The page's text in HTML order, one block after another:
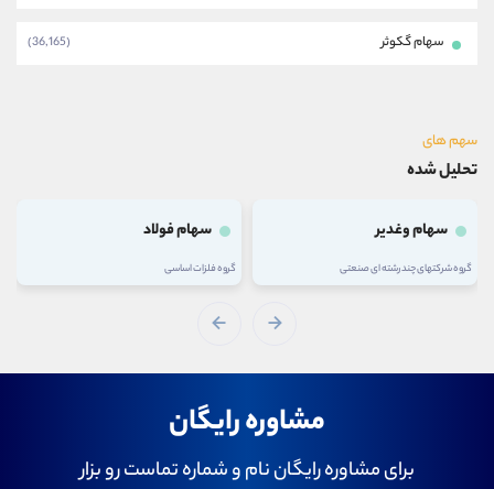
سهام گکوثر (36,165)
سهم های
تحلیل شده
سهام وغدیر
گروه شرکتهای چند رشته ای صنعتی
سهام فولاد
گروه فلزات اساسی
مشاوره رایگان
برای مشاوره رایگان نام و شماره تماست رو بزار